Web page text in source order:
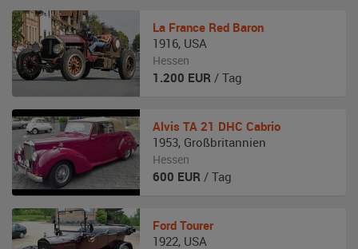
La France Red Baron
1916, USA
Hessen
1.200 EUR / Tag
Alvis TA 21 DHC Cabrio
1953, Großbritannien
Hessen
600 EUR / Tag
Ford Tourer
1922, USA